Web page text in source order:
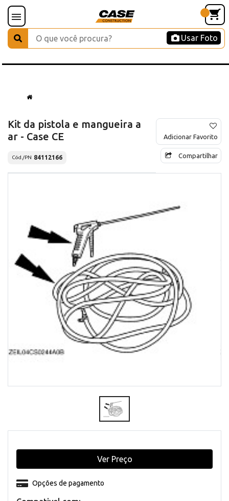
Usar Foto
Kit da pistola e mangueira a
ar - Case CE
Cód./PN 84112166
Adicionar Favorito
Compartilhar
Opções de pagamento
Ver Preço